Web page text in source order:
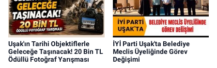
Uşak'ın Tarihi Objektiflerle
Geleceğe Taşınacak! 20 Bin TL
Ödüllü Fotoğraf Yarışması
İYİ Parti Uşak'ta Belediye
Meclis Üyeliğinde Görev
Değişimi